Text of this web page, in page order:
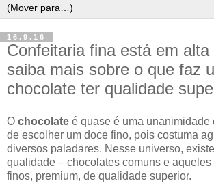
16.9.16
Confeitaria fina está em alta
saiba mais sobre o que faz
chocolate ter qualidade
O chocolate é quase é uma unanimidade
de escolher um doce fino, pois costuma
diversos paladares. Nesse universo,
qualidade – chocolates comuns e
finos, premium, de qualidade superior.